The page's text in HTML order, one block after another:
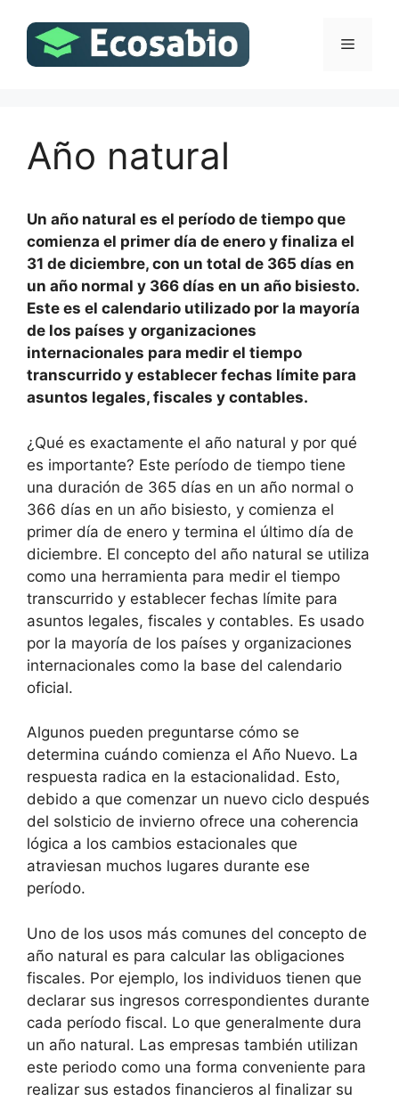
contenido
Menú
Año natural
Un año natural es el período de tiempo que
comienza el primer día de enero y finaliza el
31 de diciembre, con un total de 365 días en
un año normal y 366 días en un año bisiesto.
Este es el calendario utilizado por la mayoría
de los países y organizaciones
internacionales para medir el tiempo
transcurrido y establecer fechas límite para
asuntos legales, fiscales y contables.
¿Qué es exactamente el año natural y por qué
es importante? Este período de tiempo tiene
una duración de 365 días en un año normal o
366 días en un año bisiesto, y comienza el
primer día de enero y termina el último día de
diciembre. El concepto del año natural se utiliza
como una herramienta para medir el tiempo
transcurrido y establecer fechas límite para
asuntos legales, fiscales y contables. Es usado
por la mayoría de los países y organizaciones
internacionales como la base del calendario
oficial.
Algunos pueden preguntarse cómo se
determina cuándo comienza el Año Nuevo. La
respuesta radica en la estacionalidad. Esto,
debido a que comenzar un nuevo ciclo después
del solsticio de invierno ofrece una coherencia
lógica a los cambios estacionales que
atraviesan muchos lugares durante ese
período.
Uno de los usos más comunes del concepto de
año natural es para calcular las obligaciones
fiscales. Por ejemplo, los individuos tienen que
declarar sus ingresos correspondientes durante
cada período fiscal. Lo que generalmente dura
un año natural. Las empresas también utilizan
este periodo como una forma conveniente para
realizar sus estados financieros al finalizar su